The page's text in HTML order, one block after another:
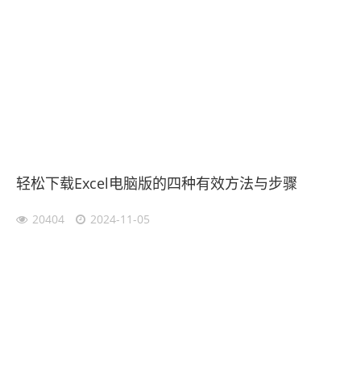
轻松下载Excel电脑版的四种有效方法与步骤
20404 2024-11-05